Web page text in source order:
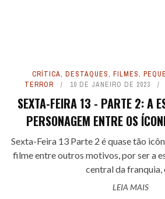
CRÍTICA, DESTAQUES, FILMES,
TERROR
10 DE JANEIRO DE 2023
SEXTA-FEIRA 13 - PARTE 2: A
PERSONAGEM ENTRE OS
Sexta-Feira 13 Parte 2 é quase tão
filme entre outros motivos, por ser a
central da franquia,
LEIA MAIS